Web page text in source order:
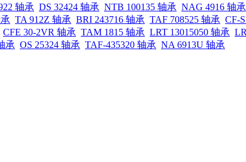
轴承 DS 32424 轴承 NTB 100135 轴承 NAG 4916 轴承
TA 912Z 轴承 BRI 243716 轴承 TAF 708525 轴承 CF-
CFE 30-2VR 轴承 TAM 1815 轴承 LRT 13015050 轴承
承 OS 25324 轴承 TAF-435320 轴承 NA 6913U 轴承